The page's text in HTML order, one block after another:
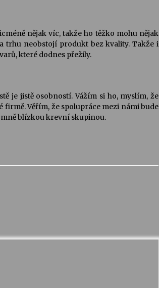
nějak víc, takže ho těžko mohu nějak
trhu neobstojí produkt bez kvality. Takže i
které dodnes přežily.
je jistě osobností. Vážím si ho, myslím, že
Věřím, že spolupráce mezi námi bude
mně blízkou krevní skupinou.